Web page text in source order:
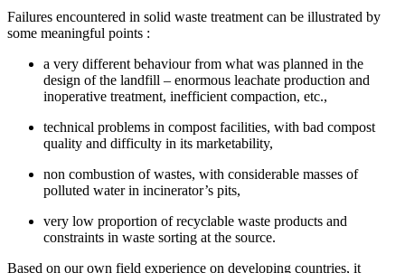
Failures encountered in solid waste treatment can be illustrated by
some meaningful points :
a very different behaviour from what was planned in the
design of the landfill – enormous leachate production and
inoperative treatment, inefficient compaction, etc.,
technical problems in compost facilities, with bad compost
quality and difficulty in its marketability,
non combustion of wastes, with considerable masses of
polluted water in incinerator’s pits,
very low proportion of recyclable waste products and
constraints in waste sorting at the source.
Based on our own field experience on developing countries, it